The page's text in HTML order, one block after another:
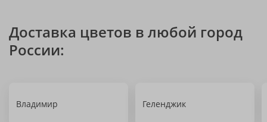
Доставка цветов в любой город
России:
Владимир Геленджик